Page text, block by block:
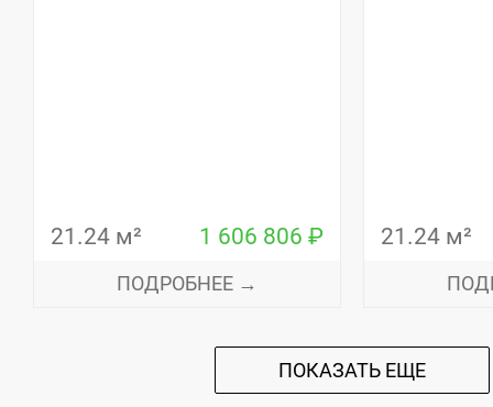
21.24 м² 1 606 806 ₽
ПОДРОБНЕЕ →
21.24 м²
ПОКАЗАТЬ ЕЩЕ